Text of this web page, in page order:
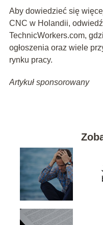
Aby dowiedzieć się
CNC w Holandii,
TechnicWorkers.com,
ogłoszenia oraz wiele
rynku pracy.
Artykuł sponsorowany